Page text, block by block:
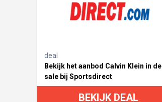
deal
Bekijk het aanbod Calvin Klein in de
sale bij Sportsdirect
BEKIJK DEAL